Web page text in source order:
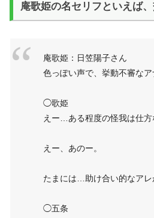
庵歌姫の名セリフといえば
庵歌姫：日笠陽子さん
色っぽい声で、挙動不審な
◯歌姫
えー…ある程度の怪我は仕方
えー、あのー。
たまには…助け合い的なアレ
◯五条